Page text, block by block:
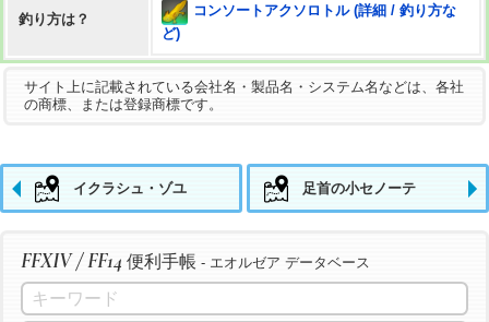
釣り方は？
コンソートアクソロトル (詳細 / 釣り方な
ど)
サイト上に記載されている会社名・製品名・システム名などは、各社
の商標、または登録商標です。
イクラシュ・ゾユ 足首の小セノーテ
FFXIV / FF14 便利手帳 - エオルゼア データベース